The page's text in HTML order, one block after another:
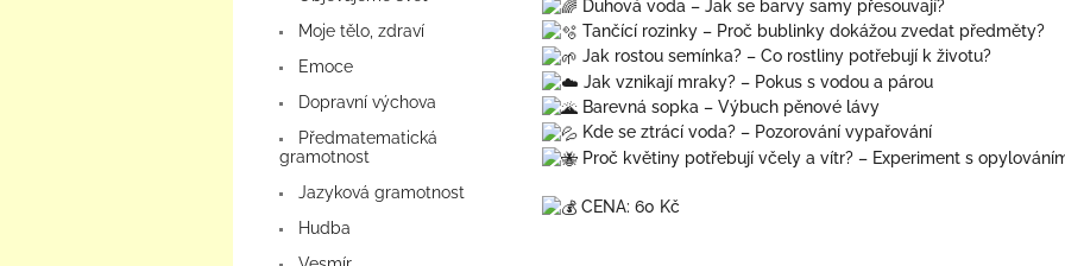
Moje tělo, zdraví
Emoce
Dopravní výchova
Předmatematická
gramotnost
Jazyková gramotnost
Hudba
Duhová voda – Jak se barvy samy přesouvají?
Tančící rozinky – Proč bublinky dokážou zvedat předměty?
Jak rostou semínka? – Co rostliny potřebují k životu?
Jak vznikají mraky? – Pokus s vodou a párou
Barevná sopka – Výbuch pěnové lávy
Kde se ztrácí voda? – Pozorování vypařování
Proč květiny potřebují včely a vítr? – Experiment s
CENA: 60 Kč